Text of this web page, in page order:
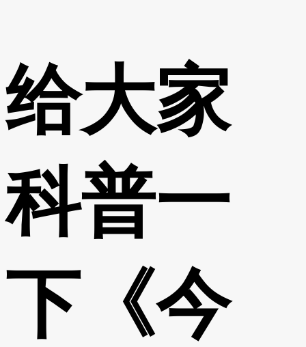
给大家
科普一
下《今